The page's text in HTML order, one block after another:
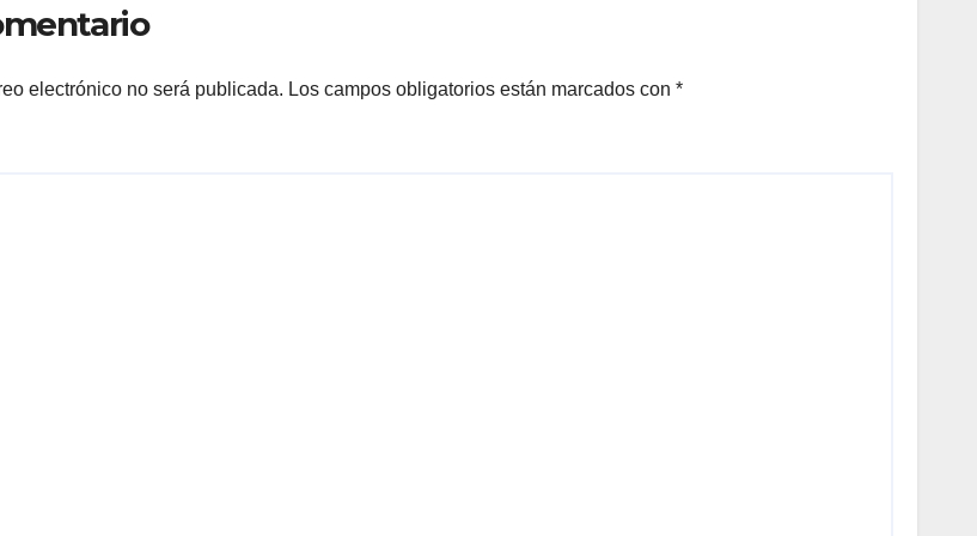
DOMO EN CARLOS
electrónico no será publicada. Los campos obligatorios están marcados con *